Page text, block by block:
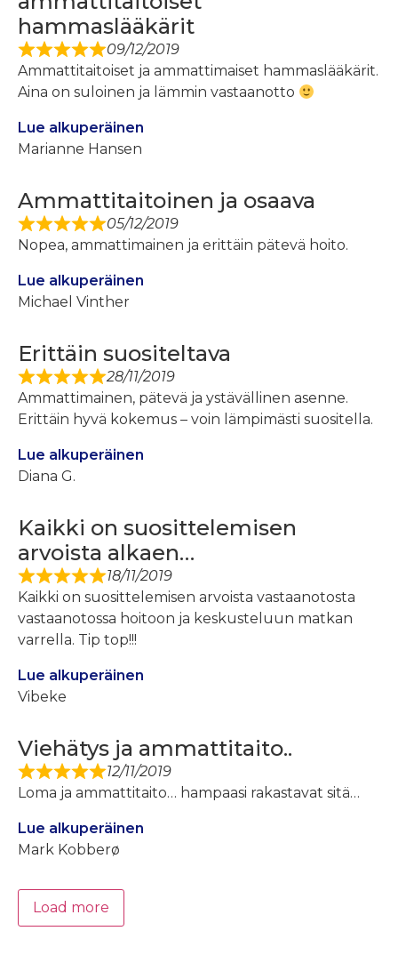
hammaslääkärit
09/12/2019
Ammattitaitoiset ja ammattimaiset hammaslääkärit.
Aina on suloinen ja lämmin vastaanotto
Lue alkuperäinen
Marianne Hansen
Ammattitaitoinen ja osaava
05/12/2019
Nopea, ammattimainen ja erittäin pätevä hoito.
Lue alkuperäinen
Michael Vinther
Erittäin suositeltava
28/11/2019
Ammattimainen, pätevä ja ystävällinen asenne.
Erittäin hyvä kokemus – voin lämpimästi suositella.
Lue alkuperäinen
Diana G.
Kaikki on suosittelemisen
arvoista alkaen…
18/11/2019
Kaikki on suosittelemisen arvoista vastaanotosta
vastaanotossa hoitoon ja keskusteluun matkan
varrella. Tip top!!!
Lue alkuperäinen
Vibeke
Viehätys ja ammattitaito..
12/11/2019
Loma ja ammattitaito… hampaasi rakastavat sitä…
Lue alkuperäinen
Mark Kobberø
Load more